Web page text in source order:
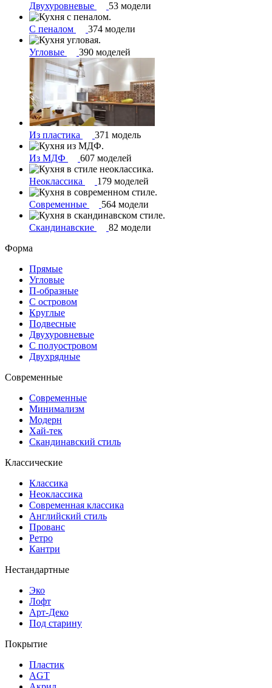
Двухуровневые 53 модели
С пеналом 374 модели
Угловые 390 моделей
Из пластика 371 модель
Из МДФ 607 моделей
Неоклассика 179 моделей
Современные 564 модели
Скандинавские
82 модели
Форма
Прямые
Угловые
П-образные
С островом
Круглые
Подвесные
Двухуровневые
С полуостровом
Двухрядные
Современные
Современные
Минимализм
Модерн
Хай-тек
Скандинавский стиль
Классические
Классика
Неоклассика
Современная классика
Английский стиль
Прованс
Ретро
Кантри
Нестандартные
Эко
Лофт
Арт-Деко
Под старину
Покрытие
Пластик
AGT